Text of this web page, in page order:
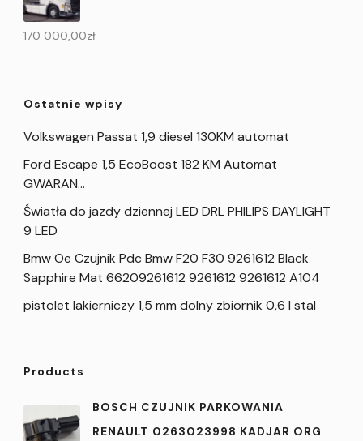
170 000,00zł
Ostatnie wpisy
Volkswagen Passat 1,9 diesel 130KM automat
Ford Escape 1,5 EcoBoost 182 KM Automat
GWARAN…
Światła do jazdy dziennej LED DRL PHILIPS DAYLIGHT
9 LED
Bmw Oe Czujnik Pdc Bmw F20 F30 9261612 Black
Sapphire Mat 66209261612 9261612 9261612 A104
pistolet lakierniczy 1,5 mm dolny zbiornik 0,6 l stal
Products
BOSCH CZUJNIK PARKOWANIA
RENAULT 0263023998 KADJAR ORG